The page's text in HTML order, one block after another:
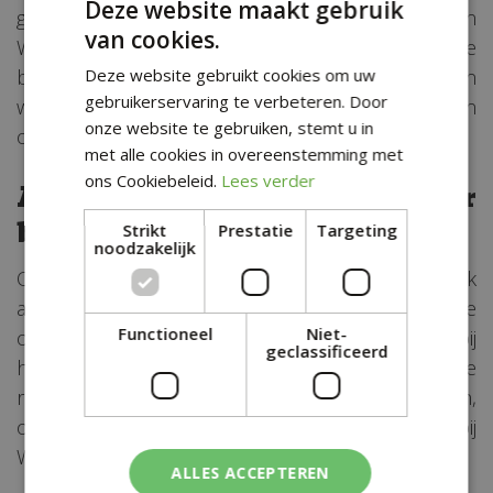
gewoonten die uniek zijn voor de omgeving van
Workum. Ontdek speciale evenementen, lokale
barbecuefeesten en andere unieke activiteiten
waar u kunt genieten van de heerlijke grillcultuur in
onze regio.
Advies op maat voor
barbecueën nabij Workum
Ons deskundige team staat klaar om u persoonlijk
advies te geven overbarbecueënin de nabije
omgeving van Workum. Of u nu hulp nodig heeft bij
het vinden van de beste barbecueplekken in de
regio, advies wilt over lokale smaken en recepten,
of gewoon vragen heeft over het barbecueën nabij
Workum, wij helpen u graag verder.
Deze website maakt gebruik
van cookies.
Deze website gebruikt cookies om uw
gebruikerservaring te verbeteren. Door
onze website te gebruiken, stemt u in
met alle cookies in overeenstemming met
ons Cookiebeleid. Lees verder
Strikt
noodzakelijk
Prestatie Targeting
Functioneel
Niet-
geclassificeerd
ALLES ACCEPTEREN